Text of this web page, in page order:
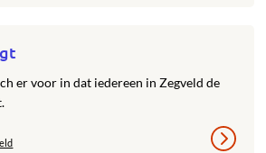
er voor in dat iedereen in Zegveld de